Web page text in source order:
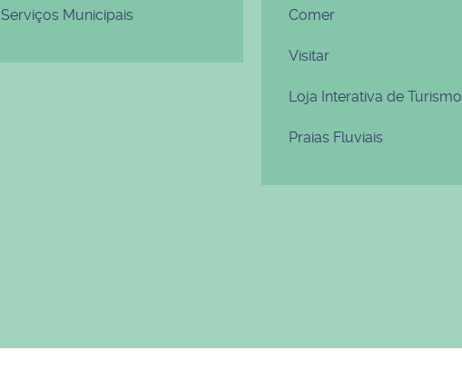
Serviços Municipais Comer
Visitar
Loja Interativa de Turismo
Praias Fluviais